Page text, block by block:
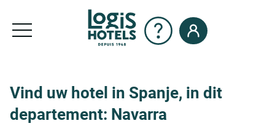
Vind uw hotel in Spanje, in dit
departement: Navarra